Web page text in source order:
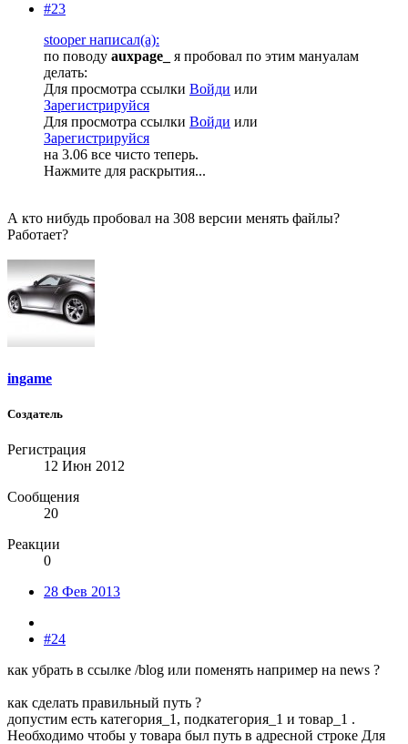
#23
stooper написал(а):
по поводу auxpage_
я пробовал по этим мануалам
делать:
Для просмотра ссылки Войди или
Зарегистрируйся
Для просмотра ссылки Войди или
Зарегистрируйся
на 3.06 все чисто теперь.
Нажмите для раскрытия...
А кто нибудь пробовал на 308 версии менять файлы?
Работает?
ingame
Создатель
Регистрация
12 Июн 2012
Сообщения
20
Реакции
0
28 Фев 2013
#24
как убрать в ссылке /blog или поменять например на news ?
как сделать правильный путь ?
допустим есть категория_1, подкатегория_1 и товар_1 .
Необходимо чтобы у товара был путь в адресной строке Для